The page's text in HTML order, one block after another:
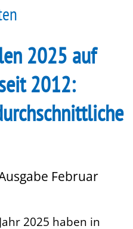
2025 auf
2012:
Februar
2025 haben in